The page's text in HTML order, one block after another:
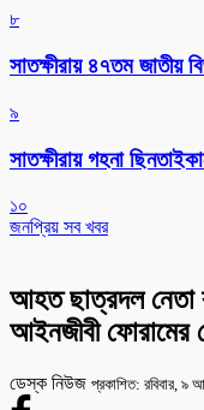
৮
সাতক্ষীরায় ৪৭তম জাতীয়
৯
সাতক্ষীরায় গহনা
১০
জনপ্রিয় সব খবর
আহত ছাত্রদল নেতা
আইনজীবী ফোরামের
ডেস্ক নিউজ প্রকাশিত: রবিবার,